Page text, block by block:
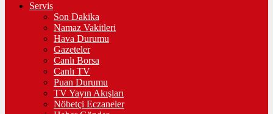
Servis
Son Dakika
Namaz Vakitleri
Hava Durumu
Gazeteler
Canlı Borsa
Canlı TV
Puan Durumu
TV Yayın Akışları
Nöbetçi Eczaneler